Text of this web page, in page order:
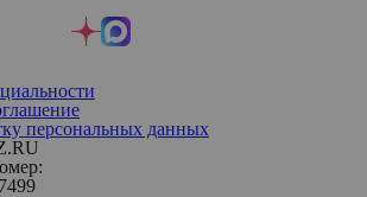
персональных данных